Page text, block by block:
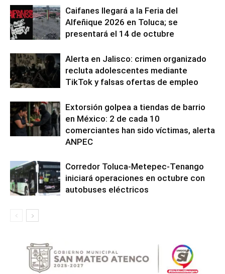
Caifanes llegará a la Feria del
Alfeñique 2026 en Toluca; se
presentará el 14 de octubre
Alerta en Jalisco: crimen organizado
recluta adolescentes mediante
TikTok y falsas ofertas de empleo
Extorsión golpea a tiendas de barrio
en México: 2 de cada 10
comerciantes han sido víctimas, alerta
ANPEC
Corredor Toluca-Metepec-Tenango
iniciará operaciones en octubre con
autobuses eléctricos